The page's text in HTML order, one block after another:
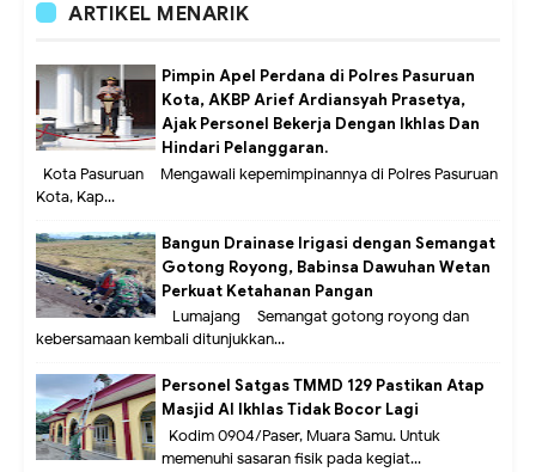
ARTIKEL MENARIK
Pimpin Apel Perdana di Polres Pasuruan
Kota, AKBP Arief Ardiansyah Prasetya,
Ajak Personel Bekerja Dengan Ikhlas Dan
Hindari Pelanggaran.
Kota Pasuruan – Mengawali kepemimpinannya di Polres Pasuruan
Kota, Kap...
Bangun Drainase Irigasi dengan Semangat
Gotong Royong, Babinsa Dawuhan Wetan
Perkuat Ketahanan Pangan
Lumajang – Semangat gotong royong dan
kebersamaan kembali ditunjukkan...
Personel Satgas TMMD 129 Pastikan Atap
Masjid Al Ikhlas Tidak Bocor Lagi
Kodim 0904/Paser, Muara Samu. Untuk
memenuhi sasaran fisik pada kegiat...